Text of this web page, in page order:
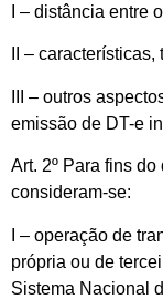
I – distância entre
II –
III – outros
emissão de DT-e
Art. 2º Para fins
consideram-se:
I – operação de
própria ou de
Sistema Nacional